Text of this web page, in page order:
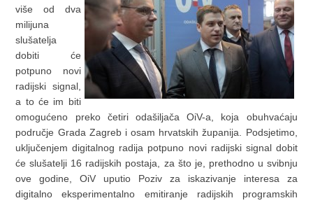
više od dva
milijuna
slušatelja
dobiti će
potpuno novi
radijski signal,
a to će im biti
omogućeno preko četiri odašiljača OiV-a, koja obuhvaćaju
područje Grada Zagreb i osam hrvatskih županija. Podsjetimo,
uključenjem digitalnog radija potpuno novi radijski signal dobit
će slušatelji 16 radijskih postaja, za što je, prethodno u svibnju
ove godine, OiV uputio Poziv za iskazivanje interesa za
digitalno eksperimentalno emitiranje radijskih programskih